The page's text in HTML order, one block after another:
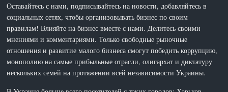
Оставайтесь с нами, подписывайтесь на новости, добавляйтесь в
социальных сетях, чтобы организовывать бизнес по своим
правилам! Влияйте на бизнес вместе с нами. Делитесь своими
мнениями и комментариями. Только свободные рыночные
отношения и развитие малого бизнеса смогут победить коррупцию,
монополию на самые прибыльные отрасли, олигархат и диктатуру
нескольких семей на протяжении всей независимости Украины.